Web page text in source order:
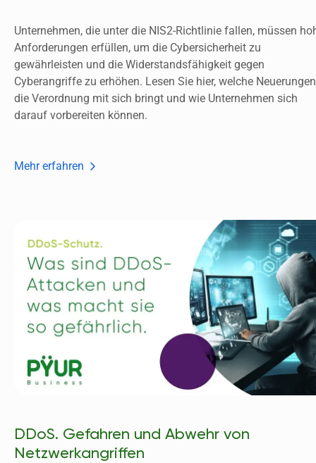
Unternehmen, die unter die NIS2-Richtlinie fallen, müssen
Anforderungen erfüllen, um die Cybersicherheit zu
gewährleisten und die Widerstandsfähigkeit gegen
Cyberangriffe zu erhöhen. Lesen Sie hier, welche Neuerungen
die Verordnung mit sich bringt und wie Unternehmen sich
darauf vorbereiten können.
Mehr erfahren
DDoS. Gefahren und Abwehr von
Netzwerkangriffen